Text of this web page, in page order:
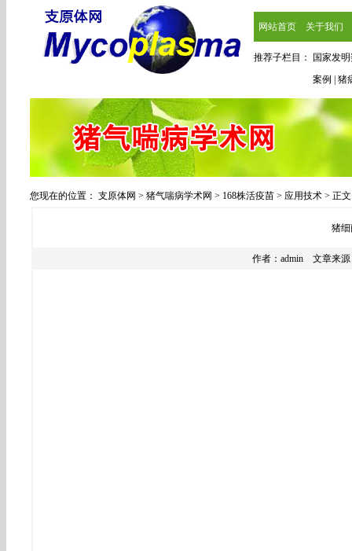
网站首页 关于我们
推荐子栏目：
国家发
案例
猪
您现在的位置： 支原体网 > 猪气喘病学术网 > 168株活疫苗 > 应用技术 > 正文
猪
作者： admin文章来源